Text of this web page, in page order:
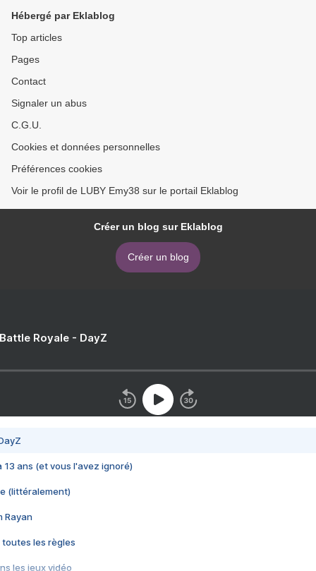
Hébergé par Eklablog
Top articles
Pages
Contact
Signaler un abus
C.G.U.
Cookies et données personnelles
Préférences cookies
Voir le profil de LUBY Emy38 sur le portail Eklablog
Créer un blog sur Eklablog
Créer un blog
Royale - DayZ
13 ans (et vous l'avez ignoré)
(littéralement)
Rayan
toutes les règles
les jeux vidéo